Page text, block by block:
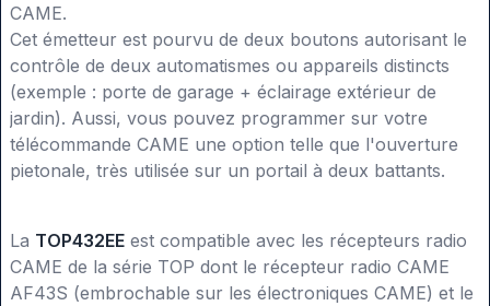
CAME.
Cet émetteur est pourvu de deux boutons autorisant le
contrôle de deux automatismes ou appareils distincts
(exemple : porte de garage + éclairage extérieur de
jardin). Aussi, vous pouvez programmer sur votre
télécommande CAME une option telle que l'ouverture
pietonale, très utilisée sur un portail à deux battants.
La TOP432EE est compatible avec les récepteurs radio
CAME de la série TOP dont le récepteur radio CAME
AF43S (embrochable sur les électroniques CAME) et le